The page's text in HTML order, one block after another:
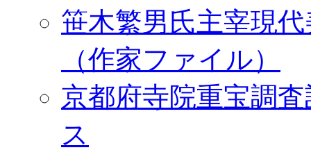
笹木繁男氏主宰現
（作家ファイル）
京都府寺院重宝調
ス